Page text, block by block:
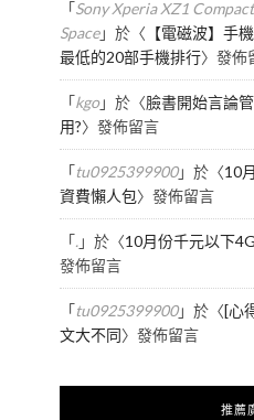
「Sony Xperia XZ1
Space」於〈 【電磁波】手
最低的20部手機排行〉發佈
「kgo」於〈臉書開始言論
用?〉發佈留言
「tu0925399900」於〈10
資費懶人包〉發佈留言
「.」於〈10月份千元以下
發佈留言
「tu0925399900」於〈[心
文大不同〉發佈留言
推薦